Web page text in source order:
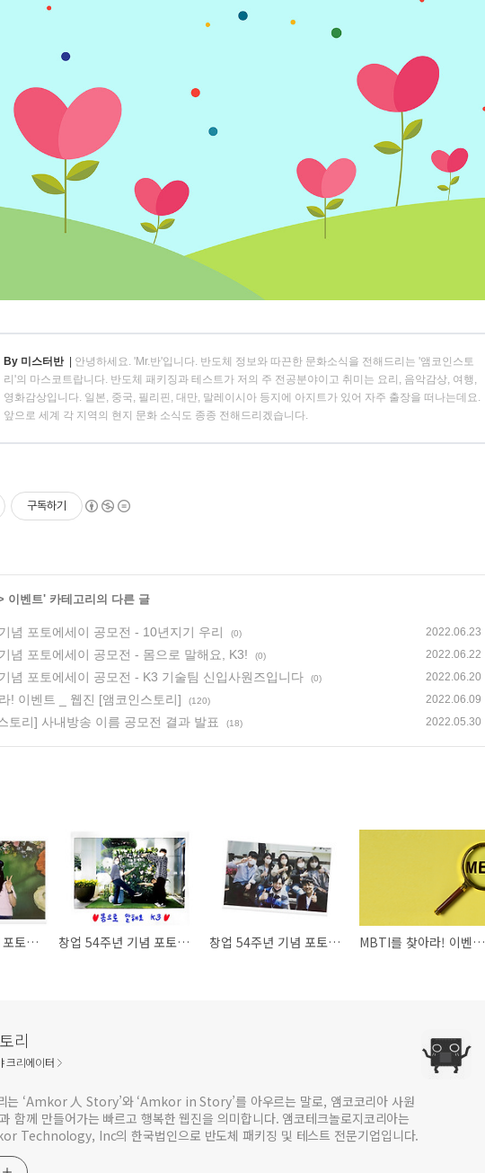
By 미스터반 | 안녕하세요. 'Mr.반'입니다. 반도체 정보와 따끈한 문화소식을 전해드리는 '앰코인스토
리'의 마스코트랍니다. 반도체 패키징과 테스트가 저의 주 전공분야이고 취미는 요리, 음악감상, 여행,
영화감상입니다. 일본, 중국, 필리핀, 대만, 말레이시아 등지에 아지트가 있어 자주 출장을 떠나는데요.
앞으로 세계 각 지역의 현지 문화 소식도 종종 전해드리겠습니다.
구독하기
이벤트' 카테고리의 다른 글
념 포토에세이 공모전 - 10년지기 우리 (0) 2022.06.23
념 포토에세이 공모전 - 몸으로 말해요, K3! (0) 2022.06.22
념 포토에세이 공모전 - K3 기술팀 신입사원즈입니다 (0) 2022.06.20
! 이벤트 _ 웹진 [앰코인스토리] (120) 2022.06.09
토리] 사내방송 이름 공모전 결과 발표 (18) 2022.05.30
창업 54주년 기념 포토에세이 공모전 - 10년지기 우리 창업 54주년 기념 포토에세이 공모전 - 몸으로 말해요, K3! 창업 54주년 기념 포토에세이 공모전 - K3 기술팀 신입사원즈입니다 MBTI를 찾아라! 이벤트 _ 웹진 [앰코인스토리]
리
크리에이터
는 ‘Amkor 人 Story’와 ‘Amkor in Story’를 아우르는 말로, 앰코코리아 사원
함께 만들어가는 빠르고 행복한 웹진을 의미합니다. 앰코테크놀로지코리아는
Technology, Inc의 한국법인으로 반도체 패키징 및 테스트 전문기업입니다.